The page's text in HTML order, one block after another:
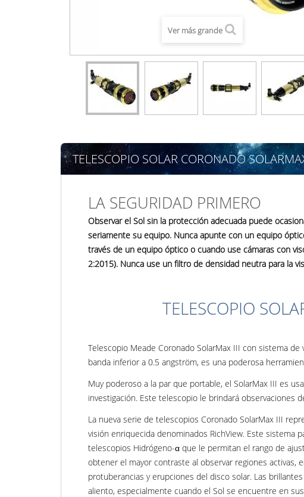
Ver más grande
TELESCOPIO SOLAR CORONADO
LA SEGURIDAD PRIMERO
Observar el Sol sin la protección adecuada puede
seriamente su equipo. Nunca apunte con un equipo
través de un equipo óptico o cuando use cámaras con
2:2015). Nunca use un filtro de densidad neutra para la
TELESCOPIO
Telescopio Meade Coronado SolarMax III con sistema
banda inferior a 0.5 angström, es una poderosa
Muy poderoso a la par que portable, el SolarMax III es
investigación. Este telescopio le brindará observaciones
La nueva serie de telescopios Coronado SolarMax III
visión enriquecida denominados RichView. Este
telescopios Hidrógeno-α que le permitan el rango de
obtener el mayor contraste al observar regiones activas,
protuberancias y erupciones del disco solar. Las
aliento, especialmente cuando el Sol se encuentre en